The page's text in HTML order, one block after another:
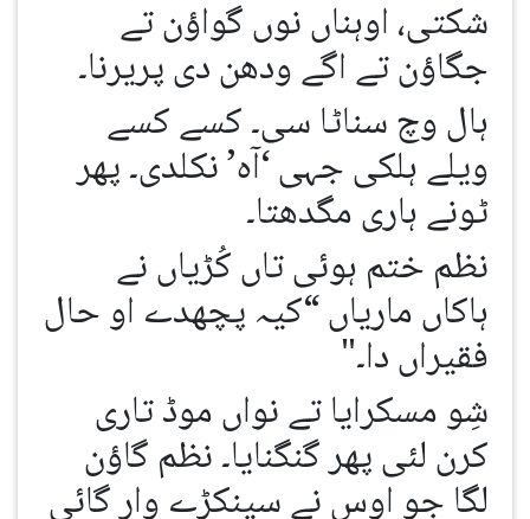
شکتی، اوہناں نوں گواؤن تے
جگاؤن تے اگے ودھن دی پریرنا۔
ہال وچ سناٹا سی۔ کسے کسے
ویلے ہلکی جہی ‘آہ’ نکلدی۔ پھر
ٹونے ہاری مگدھتا۔
نظم ختم ہوئی تاں کُڑیاں نے
ہاکاں ماریاں “کیہ پچھدے او حال
فقیراں دا۔"
شِو مسکرایا تے نواں موڈ تاری
کرن لئی پھر گنگنایا۔ نظم گاؤن
لگا جو اوس نے سینکڑے وار گائی